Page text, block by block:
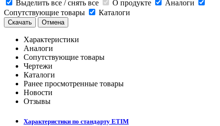
Выделить все / снять все
О продукте
Аналоги
Сопутствующие товары
Каталоги
Скачать Отмена
Характеристики
Аналоги
Сопутствующие товары
Чертежи
Каталоги
Ранее просмотренные товары
Новости
Отзывы
Характеристики по стандарту ETIM